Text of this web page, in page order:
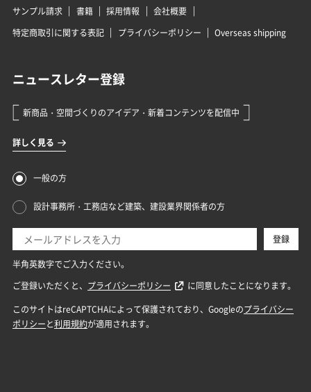
サンプル請求
書籍 採用情報
会社概要
特定商取引に関する表記
プライバシーポリシー Overseas shipping